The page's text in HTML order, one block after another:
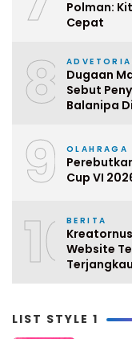
Polman:
Cepat
8
Dugaan
Sebut
Balanipa
9 OLAHRAGA
Cup VI
10BERITA
Website
Terjangkau
LIST STYLE 1